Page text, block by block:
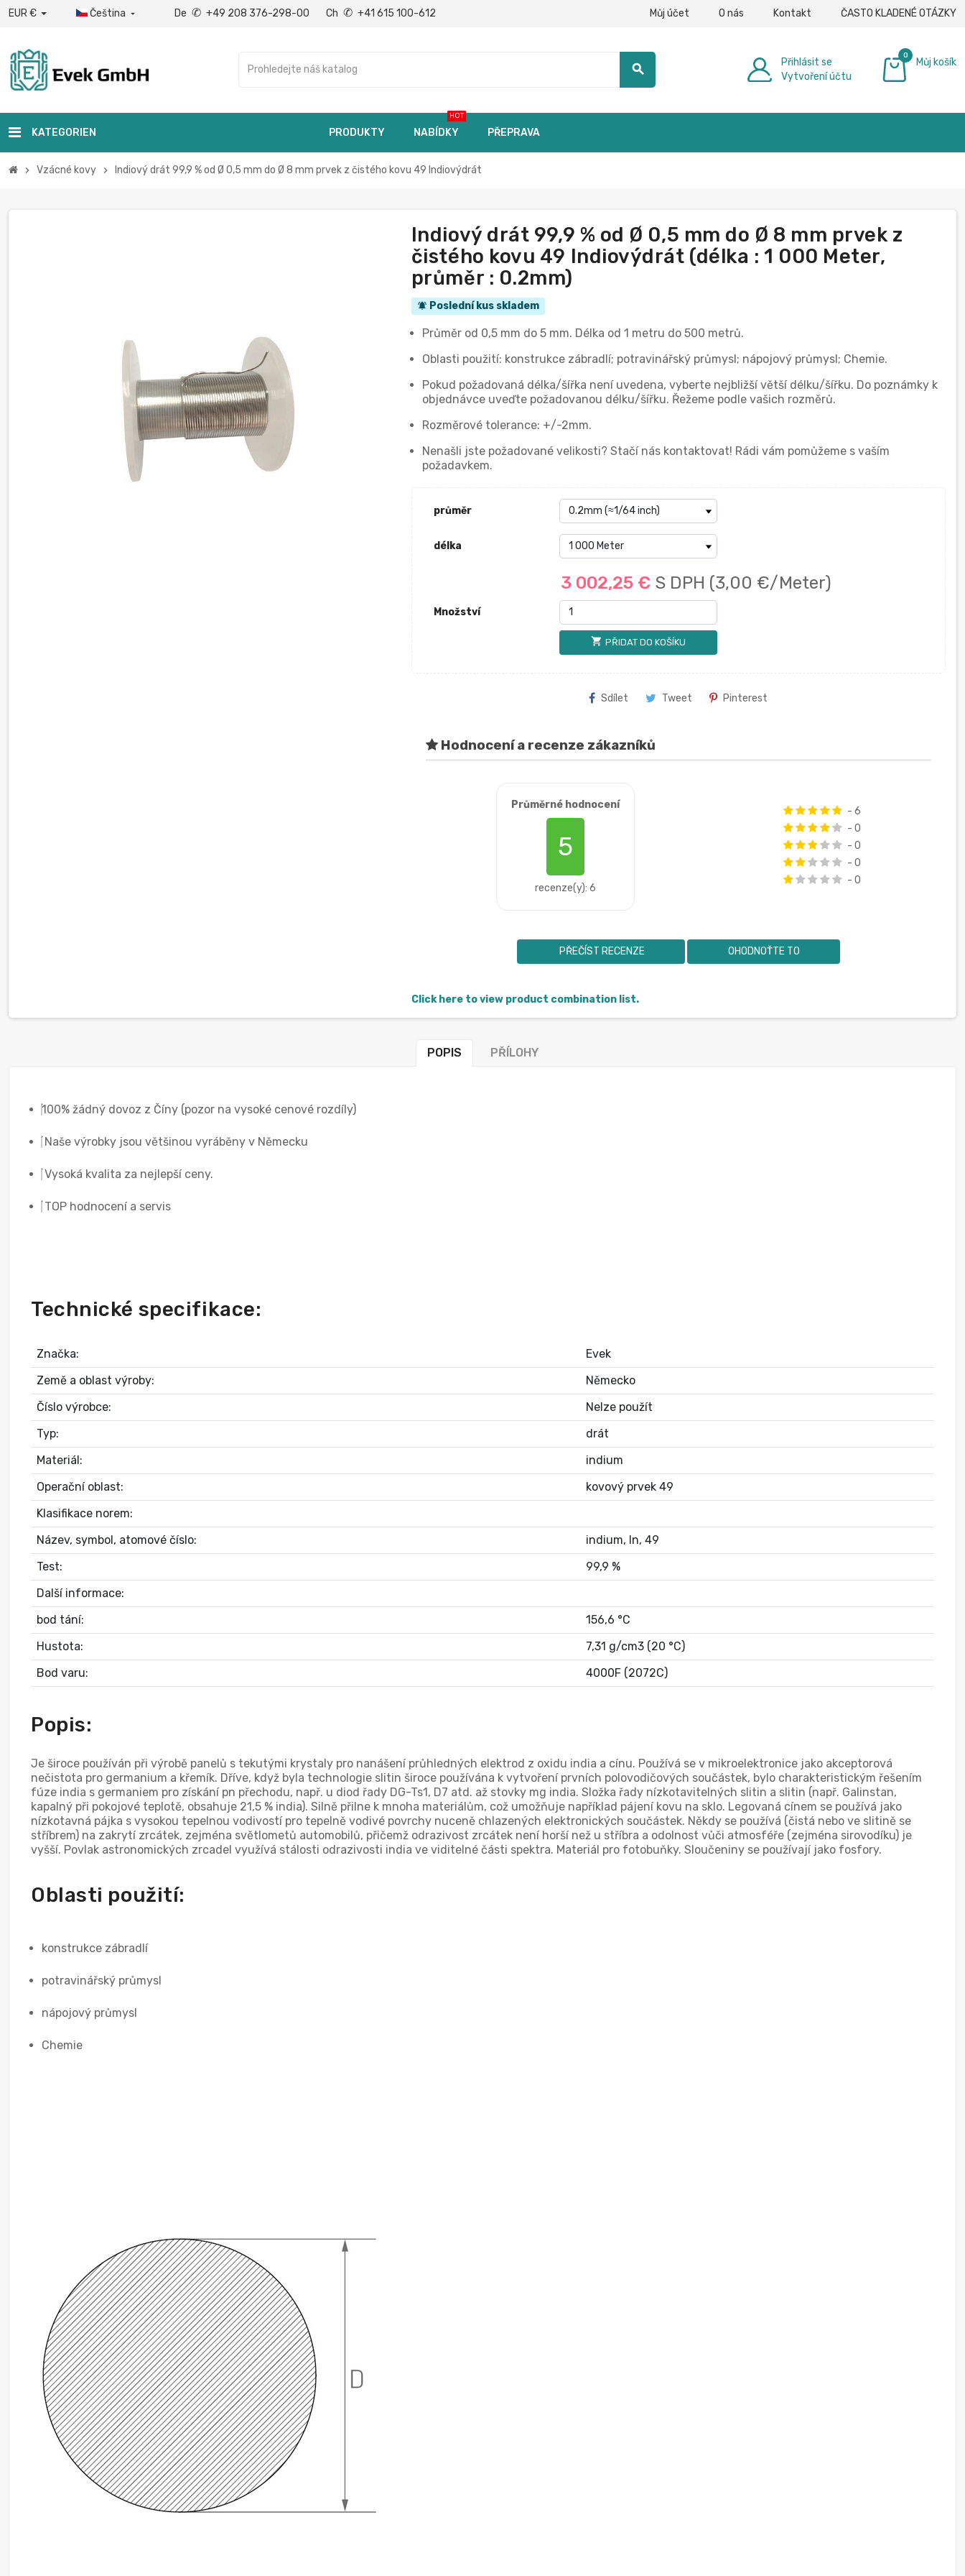
EUR € Čeština  De ✆ +49 208 376-298-00 Ch ✆ +41 615 100-612 Můj účet O nás Kontakt ČASTO KLADENÉ OTÁZKY
search
Přihlásit se
Vytvoření účtu
0
Můj košík
KATEGORIEN PRODUKTY NABÍDKY
HOT
PŘEPRAVA
chevron_right Vzácné kovy chevron_right Indiový drát 99,9 % od Ø 0,5 mm do Ø 8 mm prvek z čistého kovu 49 Indiovýdrát
Indiový drát 99,9 % od Ø 0,5 mm do Ø 8 mm prvek z
čistého kovu 49 Indiovýdrát (délka : 1 000 Meter,
průměr : 0.2mm)
notifications_active Poslední kus skladem
Průměr od 0,5 mm do 5 mm. Délka od 1 metru do 500 metrů.
Oblasti použití: konstrukce zábradlí; potravinářský průmysl; nápojový průmysl; Chemie.
Pokud požadovaná délka/šířka není uvedena, vyberte nejbližší větší délku/šířku. Do poznámky k
objednávce uveďte požadovanou délku/šířku. Řežeme podle vašich rozměrů.
Rozměrové tolerance: +/-2mm.
Nenašli jste požadované velikosti? Stačí nás kontaktovat! Rádi vám pomůžeme s vaším
požadavkem.
průměr
délka
3 002,25 € S DPH (3,00 €/Meter)
Množství
shopping_cart PŘIDAT DO KOŠÍKU
Sdílet Tweet Pinterest
Hodnocení a recenze zákazníků
Průměrné hodnocení
5
recenze(y): 6
- 6
- 0
- 0
- 0
- 0
PŘEČÍST RECENZE OHODNOŤTE TO
Click here to view product combination list.
POPIS PŘÍLOHY
100% žádný dovoz z Číny (pozor na vysoké cenové rozdíly)
Naše výrobky jsou většinou vyráběny v Německu
Vysoká kvalita za nejlepší ceny.
TOP hodnocení a servis
Technické specifikace:
Značka:
Evek
Země a oblast výroby:
Německo
Číslo výrobce:
Nelze použít
Typ:
drát
Materiál:
indium
Operační oblast:
kovový prvek 49
Klasifikace norem:
Název, symbol, atomové číslo:
indium, In, 49
Test:
99,9 %
Další informace:
bod tání:
156,6 °C
Hustota:
7,31 g/cm3 (20 °C)
Bod varu:
4000F (2072C)
Popis:
Je široce používán při výrobě panelů s tekutými krystaly pro nanášení průhledných elektrod z oxidu india a cínu. Používá se v mikroelektronice jako akceptorová
nečistota pro germanium a křemík. Dříve, když byla technologie slitin široce používána k vytvoření prvních polovodičových součástek, bylo charakteristickým řešením
fúze india s germaniem pro získání pn přechodu, např. u diod řady DG-Ts1, D7 atd. až stovky mg india. Složka řady nízkotavitelných slitin a slitin (např. Galinstan,
kapalný při pokojové teplotě, obsahuje 21,5 % india). Silně přilne k mnoha materiálům, což umožňuje například pájení kovu na sklo. Legovaná cínem se používá jako
nízkotavná pájka s vysokou tepelnou vodivostí pro tepelně vodivé povrchy nuceně chlazených elektronických součástek. Někdy se používá (čistá nebo ve slitině se
stříbrem) na zakrytí zrcátek, zejména světlometů automobilů, přičemž odrazivost zrcátek není horší než u stříbra a odolnost vůči atmosféře (zejména sirovodíku) je
vyšší. Povlak astronomických zrcadel využívá stálosti odrazivosti india ve viditelné části spektra. Materiál pro fotobuňky. Sloučeniny se používají jako fosfory.
Oblasti použití:
konstrukce zábradlí
potravinářský průmysl
nápojový průmysl
Chemie